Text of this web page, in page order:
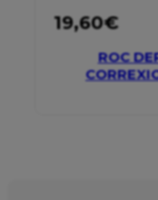
19,60€
ROC